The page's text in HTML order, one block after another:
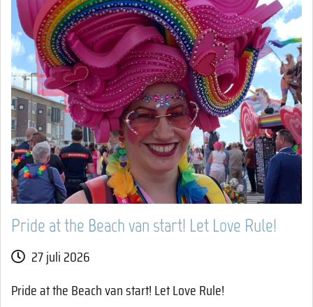
Pride at the Beach van start! Let Love Rule!
27 juli 2026
Pride at the Beach van start! Let Love Rule!